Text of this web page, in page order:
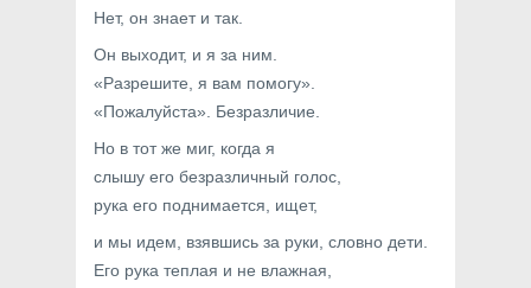
Нет, он знает и так.
Он выходит, и я за ним.
«Разрешите, я вам помогу».
«Пожалуйста». Безразличие.
Но в тот же миг, когда я
слышу его безразличный голос,
рука его поднимается, ищет,
и мы идем, взявшись за руки, словно дети.
Его рука теплая и не влажная,